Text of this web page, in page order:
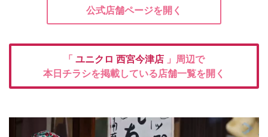
公式店舗ページを開く
「 ユニクロ 西宮今津店 」周辺で
本日チラシを掲載している店舗一覧を開く